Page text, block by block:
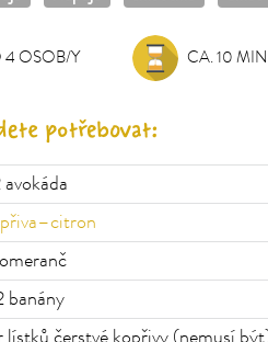
4OSOB/Y
OSOB/Y CA. 10
potřebovat:
avokáda
banány